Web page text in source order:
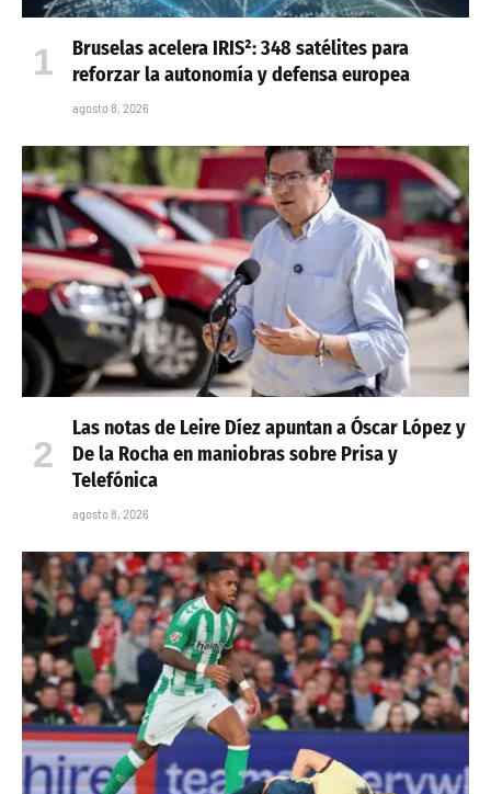
Bruselas acelera IRIS²: 348 satélites para
reforzar la autonomía y defensa europea
agosto 8, 2026
Las notas de Leire Díez apuntan a Óscar López y
De la Rocha en maniobras sobre Prisa y
Telefónica
agosto 8, 2026